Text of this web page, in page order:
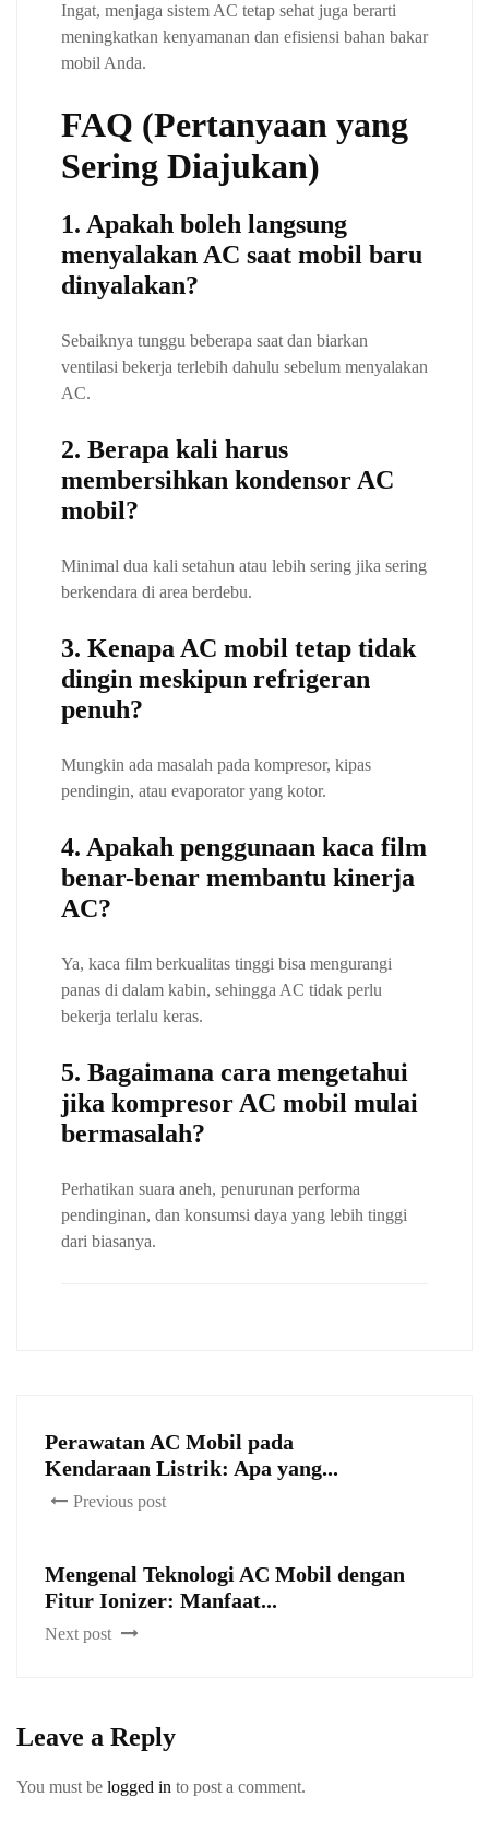
Ingat, menjaga sistem AC tetap sehat juga berarti
meningkatkan kenyamanan dan efisiensi bahan bakar
mobil Anda.
FAQ (Pertanyaan yang
Sering Diajukan)
1. Apakah boleh langsung
menyalakan AC saat mobil baru
dinyalakan?
Sebaiknya tunggu beberapa saat dan biarkan
ventilasi bekerja terlebih dahulu sebelum menyalakan
AC.
2. Berapa kali harus
membersihkan kondensor AC
mobil?
Minimal dua kali setahun atau lebih sering jika sering
berkendara di area berdebu.
3. Kenapa AC mobil tetap tidak
dingin meskipun refrigeran
penuh?
Mungkin ada masalah pada kompresor, kipas
pendingin, atau evaporator yang kotor.
4. Apakah penggunaan kaca film
benar-benar membantu kinerja
AC?
Ya, kaca film berkualitas tinggi bisa mengurangi
panas di dalam kabin, sehingga AC tidak perlu
bekerja terlalu keras.
5. Bagaimana cara mengetahui
jika kompresor AC mobil mulai
bermasalah?
Perhatikan suara aneh, penurunan performa
pendinginan, dan konsumsi daya yang lebih tinggi
dari biasanya.
Perawatan AC Mobil pada
Kendaraan Listrik: Apa yang...
Previous post
Mengenal Teknologi AC Mobil dengan
Fitur Ionizer: Manfaat...
Next post
Leave a Reply
You must be logged in to post a comment.